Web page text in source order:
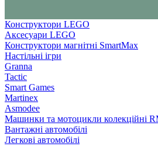
Конструктори LEGO
Аксесуари LEGO
Конструктори магнітні SmartMax
Настільні ігри
Granna
Tactic
Smart Games
Martinex
Asmodee
Машинки та мотоцикли колекційні
Вантажні автомобілі
Легкові автомобілі